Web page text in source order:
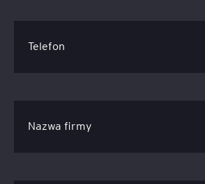
Telefon
Nazwa firmy